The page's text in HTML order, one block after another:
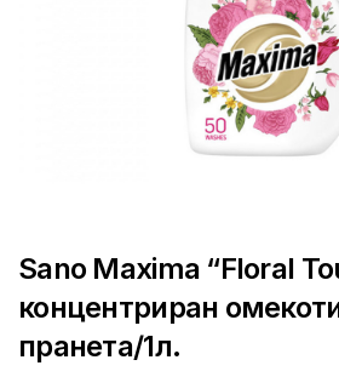
Sano Maxima “Floral
концентриран
пранета/1л.